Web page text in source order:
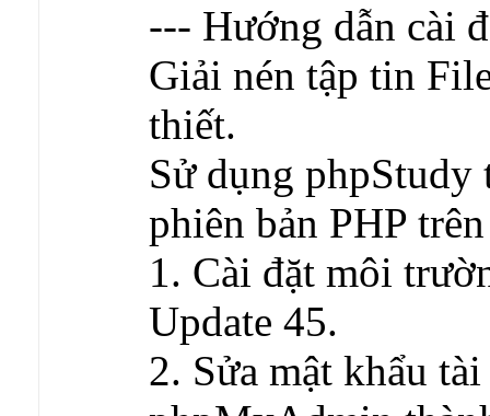
--- Hướng dẫn cài
Giải nén tập tin
thiết.
Sử dụng
phiên bản PHP
1. Cài đặt môi
Update 45.
2. Sửa mật khẩu